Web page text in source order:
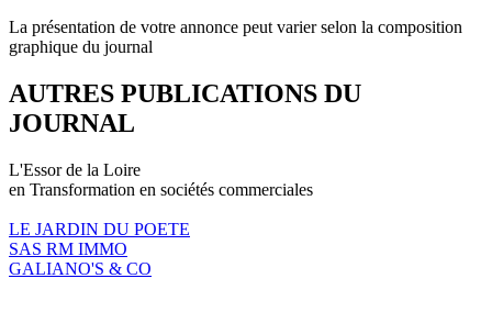
La présentation de votre annonce peut varier selon la composition
graphique du journal
AUTRES PUBLICATIONS DU
JOURNAL
L'Essor de la Loire
en Transformation en sociétés commerciales
LE JARDIN DU POETE
SAS RM IMMO
GALIANO'S & CO